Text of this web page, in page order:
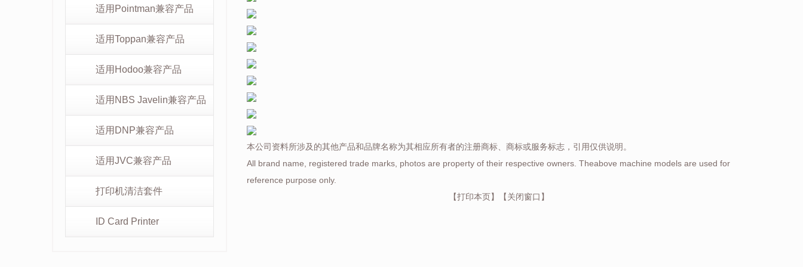
适用Pointman兼容产品
适用Toppan兼容产品
适用Hodoo兼容产品
适用NBS Javelin兼容产品
适用DNP兼容产品
适用JVC兼容产品
打印机清洁套件
ID Card Printer
本公司资料所涉及的其他产品和品牌名称为其相应所有者的注册商标、商标或服务标志，引用仅供说明。
All brand name, registered trade marks, photos are property of their respective owners. Theabove machine models are used for
reference purpose only.
【打印本页】【关闭窗口 】